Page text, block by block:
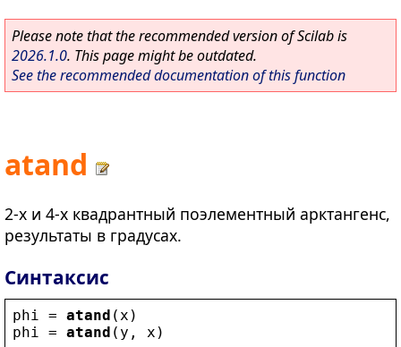
Please note that the recommended version of Scilab is
2026.1.0. This page might be outdated.
See the recommended documentation of this function
atand
2-х и 4-х квадрантный поэлементный арктангенс,
результаты в градусах.
Синтаксис
phi = atand ( x )
phi
= atand ( y , x )